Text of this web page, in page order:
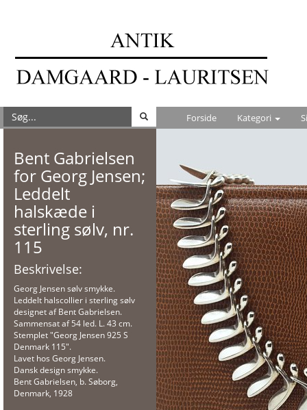
Forside Kategori
Bent Gabrielsen
for Georg Jensen;
Leddelt
halskæde i
sterling sølv, nr.
115
Beskrivelse:
Georg Jensen sølv smykke.
Leddelt halscollier i sterling sølv
designet af Bent Gabrielsen.
Sammensat af 54 led. L. 43 cm.
Stemplet "Georg Jensen 925 S
Denmark 115".
Lavet hos Georg Jensen.
Dansk design smykke.
Bent Gabrielsen, b. Søborg,
Denmark, 1928